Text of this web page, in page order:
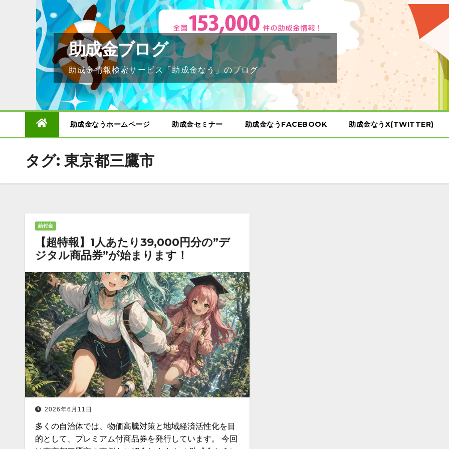
助成金ブログ
助成金情報検索サービス「助成金なう」のブログ
助成金なうホームページ 助成金セミナー 助成金なうFACEBOOK 助成金なうX(TWITTER)
タグ: 東京都三鷹市
給付金
【超特報】1人あたり39,000円分の”デ
ジタル商品券”が始まります！
2026年6月11日
多くの自治体では、物価高騰対策と地域経済活性化を目
的として、プレミアム付商品券を発行しています。 今回